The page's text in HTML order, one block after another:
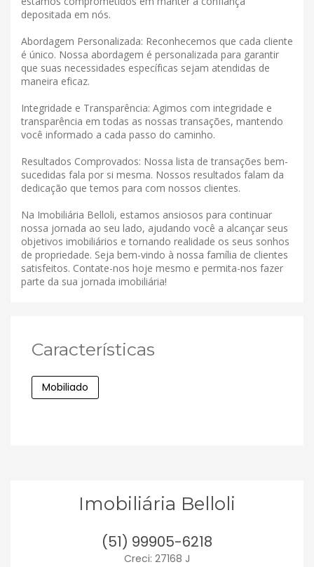
depositada em nós.
Abordagem Personalizada: Reconhecemos que cada cliente
é único. Nossa abordagem é personalizada para garantir
que suas necessidades específicas sejam atendidas de
maneira eficaz.
Integridade e Transparência: Agimos com integridade e
transparência em todas as nossas transações, mantendo
você informado a cada passo do caminho.
Resultados Comprovados: Nossa lista de transações bem-
sucedidas fala por si mesma. Nossos resultados falam da
dedicação que temos para com nossos clientes.
Na Imobiliária Belloli, estamos ansiosos para continuar
nossa jornada ao seu lado, ajudando você a alcançar seus
objetivos imobiliários e tornando realidade os seus sonhos
de propriedade. Seja bem-vindo à nossa família de clientes
satisfeitos. Contate-nos hoje mesmo e permita-nos fazer
parte da sua jornada imobiliária!
Características
Mobiliado
Imobiliária Belloli
(51) 99905-6218
Creci: 27168 J